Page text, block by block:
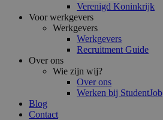
Verenigd Koninkrijk
Voor werkgevers
Werkgevers
Werkgevers
Recruitment Guide
Over ons
Wie zijn wij?
Over ons
Werken bij StudentJob
Blog
Contact